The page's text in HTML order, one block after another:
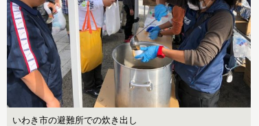
いわき市の避難所での炊き出し